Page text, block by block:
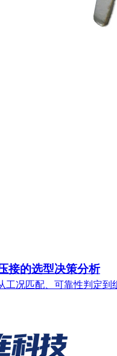
接的选型决策分析
工况匹配、可靠性判定到